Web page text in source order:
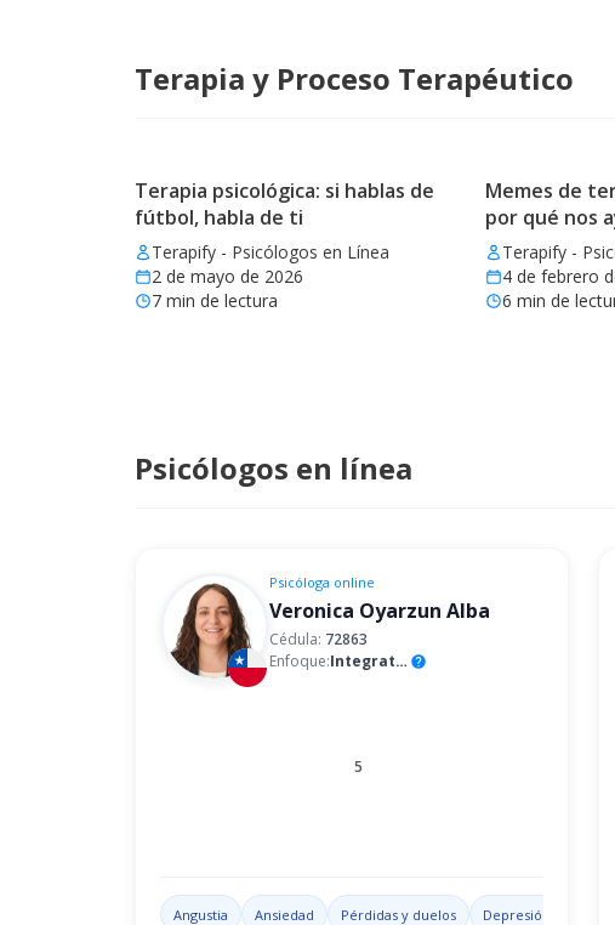
Terapia y Proceso Terapéutico
Terapia psicológica: si hablas de
fútbol, habla de ti
Terapify - Psicólogos en Línea
2 de mayo de 2026
7 min de lectura
Memes de
por qué nos
Terapify -
4 de febrero
6 min de
Psicólogos en línea
Psicóloga online
Veronica Oyarzun Alba
Cédula: 72863
Enfoque:
Integrativo help
5
Angustia Ansiedad Pérdidas y duelos Depresión